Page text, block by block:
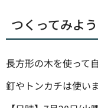
つくってみよ
長方形の木を使って
釘やトンカチは使い